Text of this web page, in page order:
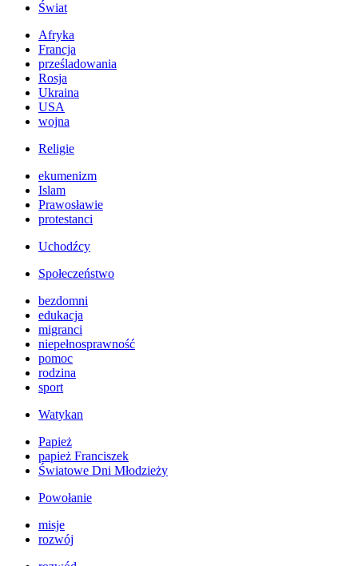
Świat
Afryka
Francja
prześladowania
Rosja
Ukraina
USA
wojna
Religie
ekumenizm
Islam
Prawosławie
protestanci
Uchodźcy
Społeczeństwo
bezdomni
edukacja
migranci
niepełnosprawność
pomoc
rodzina
sport
Watykan
Papież
papież Franciszek
Światowe Dni Młodzieży
Powołanie
misje
rozwój